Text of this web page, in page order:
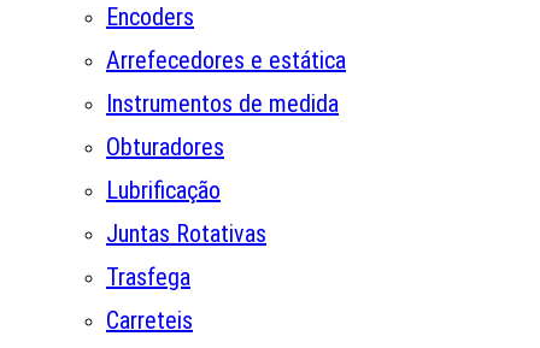
Encoders
Arrefecedores e estática
Instrumentos de medida
Obturadores
Lubrificação
Juntas Rotativas
Trasfega
Carreteis